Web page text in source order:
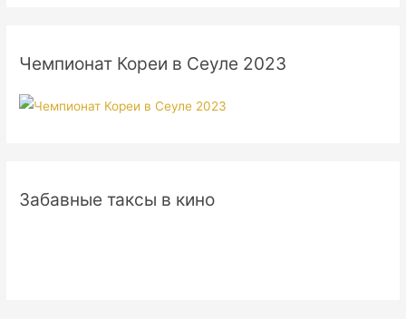
Чемпионат Кореи в Сеуле 2023
Забавные таксы в кино